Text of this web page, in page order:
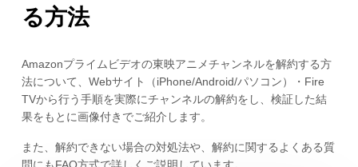
る方法
Amazonプライムビデオの東映アニメチャンネルを解約する方
法について、Webサイト（iPhone/Android/パソコン）・Fire
TVから行う手順を実際にチャンネルの解約をし、検証した結
果をもとに画像付きでご紹介します。
また、解約できない場合の対処法や、解約に関するよくある質